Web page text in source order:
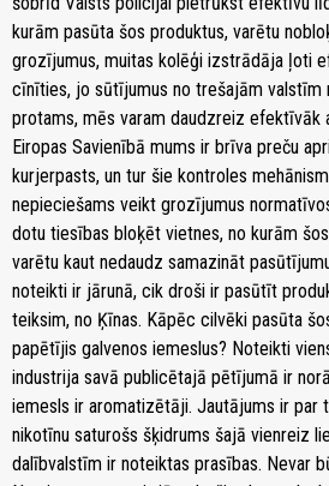
kurām pasūta šos produktus, varētu
grozījumus, muitas kolēģi izstrādāja ļoti
cīnīties, jo sūtījumus no trešajām valstīm
protams, mēs varam daudzreiz efektīvāk
Eiropas Savienībā mums ir brīva preču
kurjerpasts, un tur šie kontroles
nepieciešams veikt grozījumus
dotu tiesības bloķēt vietnes, no kurām
varētu kaut nedaudz samazināt
noteikti ir jārunā, cik droši ir pasūtīt
teiksim, no Ķīnas. Kāpēc cilvēki pasūta
papētījis galvenos iemeslus? Noteikti
industrija savā publicētajā pētījumā ir
iemesls ir aromatizētāji. Jautājums ir par
nikotīnu saturošs šķidrums šajā vienreiz
dalībvalstīm ir noteiktas prasības. Nevar